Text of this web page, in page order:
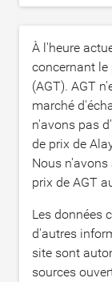
À l'heure
concernant le
(AGT). AGT
marché
n'avons pas
de prix de
Nous
prix de AGT
Les données
d'autres
site sont
sources